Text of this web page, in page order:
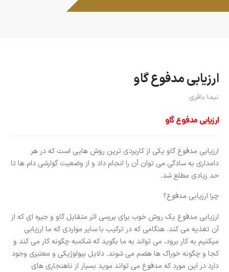
ارزیابی مدفوع گاو
نیما باقری
ارزیابی مدفوع گاو
ارزیابی مدفوع گاو یکی از کاربردی ترین روش هایی است که در هر
دامداری به سادگی می توان آن را انجام داد و از وضعیت گوارشی دام ها تا
حد زیادی مطلع شد.
چرا ارزیابی مدفوع؟
ارزیابی مدفوع یک روش خوب برای بررسی اثر متقابل گاو و جیره ای که از
آن تغذیه می کند. هنگامی که در ترکیب با سایر مواردی که ما ارزیابی
میکنیم به کار برود، می تواند به ما بگوید که شکمبه چگونه کار می کند و
کجا و چگونه خوراک ها هضم می شوند. دلایل بیولوژیکی و معتبری وجود
دارد در این مورد که مدفوع می تواند موید بسیار از ناهنجاری های